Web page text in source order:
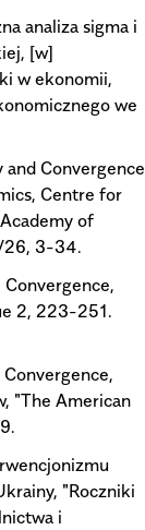
analiza sigma i
[w]
w ekonomii,
we
Convergence
Centre for
of
26, 3-34.
2, 223-251.
"The American
"Roczniki
i